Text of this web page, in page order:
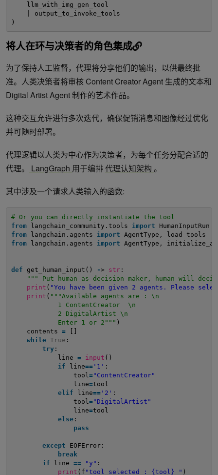
llm_with_img_gen_tool
| output_to_invoke_tools
)
将人在环与决策者的角色集成
为了保持人工监督，代理将分享他们的输出，以供最终批
准。人类决策者将审核 Content Creator Agent 生成的文本和
Digital Artist Agent 制作的艺术作品。
这种交互允许进行多次迭代，确保促销消息和图像经过优化
并可随时部署。
代理逻辑以人类为中心作为决策者，为每个任务分配合适的
代理。
LangGraph 用于编排代理认知架构 。
其中涉及一个请求人类输入的函数:
# Or you can directly instantiate the tool
from
langchain_community.tools import
HumanInputRun
from
langchain.agents import AgentType, load_tools
from
langchain.agents import AgentType,
def get_human_input() -> str:
""" Put human as decision maker, human will
print ( "You have been given 2 agents. Please
print ( """Available agents are : \n
1 ContentCreator  \n
2 DigitalArtist \n
Enter 1 or 2""" )
contents =
[]
while True :
try:
line = input ()
if
line=='1' :
tool ="ContentCreator"
line=tool
elif
line=='2' :
tool ="DigitalArtist"
line=tool
else:
pass
except
EOFError:
break
if
line == "y" :
print (f "tool selected : {tool} " )